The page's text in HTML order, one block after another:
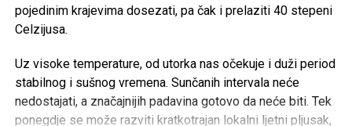
Rasprava koja se razvila na društvenim mrežama još
jednom je pokazala koliko je važno njegovati kulturu
empatije, poštovanja i odgovornosti, posebno u trenucima
kada cijela zajednica dijeli bol zbog nenadoknadivog
gubitka.
pojedinim krajevima dosezati, pa čak i prelaziti 40 stepeni
Celzijusa.
Uz visoke temperature, od utorka nas očekuje i duži period
stabilnog i sušnog vremena. Sunčanih intervala neće
nedostajati, a značajnijih padavina gotovo da neće biti. Tek
ponegdje se može razviti kratkotrajan lokalni ljetni pljusak,